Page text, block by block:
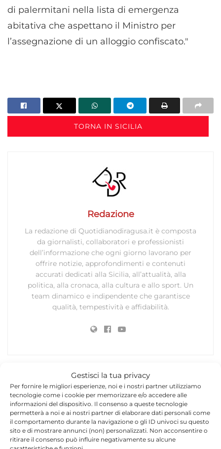
Gestisci la tua privacy
Per fornire le migliori esperienze, noi e i nostri partner utilizziamo
tecnologie come i cookie per memorizzare e/o accedere alle
informazioni del dispositivo. Il consenso a queste tecnologie
permetterà a noi e ai nostri partner di elaborare dati personali come
il comportamento durante la navigazione o gli ID univoci su questo
sito e di mostrare annunci (non) personalizzati. Non acconsentire o
ritirare il consenso può influire negativamente su alcune
di palermitani nella lista di emergenza
abitativa che aspettano il Ministro per
l’assegnazione di un alloggio confiscato."
TORNA IN SICILIA
Redazione
La redazione di Quotidianodiragusa.it è composta
da giornalisti, collaboratori e professionisti
dell’informazione che ogni giorno lavorano per
offrire notizie, approfondimenti e contenuti
accurati dedicati alla Sicilia, all’attualità, alla
politica, alla cronaca, alla cultura e allo sport. Un
team dinamico e indipendente che garantisce
qualità, tempestività e affidabilità.
Lascia un commento
Il tuo indirizzo email non sarà pubblicato. I campi
obbligatori sono contrassegnati*
Commento*